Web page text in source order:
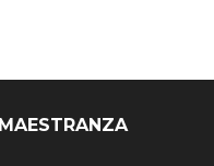
MAESTRANZA